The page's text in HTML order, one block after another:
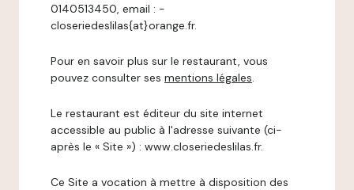
0140513450, email : -
closeriedeslilas{at}orange.fr.
Pour en savoir plus sur le restaurant, vous
pouvez consulter ses mentions légales.
Le restaurant est éditeur du site internet
accessible au public à l'adresse suivante (ci-
après le « Site ») : www.closeriedeslilas.fr.
Ce Site a vocation à mettre à disposition des